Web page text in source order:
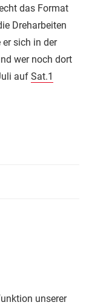
das Format
Dreharbeiten
er sich in der
wer noch dort
auf Sat.1
unserer